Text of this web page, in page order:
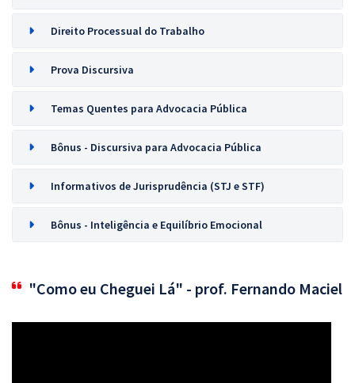
Direito Processual do Trabalho
Prova Discursiva
Temas Quentes para Advocacia Pública
Bônus - Discursiva para Advocacia Pública
Informativos de Jurisprudência (STJ e STF)
Bônus - Inteligência e Equilíbrio Emocional
"Como eu Cheguei Lá" - prof. Fernando Maciel